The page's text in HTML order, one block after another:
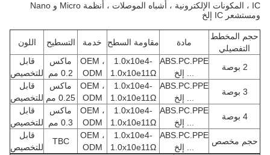
IC ، المكونات الإلكترونية ، أشباه الموصلات ، أنظمة Micro و Nano
ومستشعر IC إلخ
حجم المخطط
التفصيلي
مادة مقاومة السطح خدمة التسطيح اللون
2 بوصة
ABS.PC.PPE
... إلخ
1.0x10e4-
1.0x10e11Ω
OEM ،
ODM
ماكس
0.2 مم
قابل
للتخصيص
3 بوصة
ABS.PC.PPE
... إلخ
1.0x10e4-
1.0x10e11Ω
OEM ،
ODM
ماكس
0.25 مم
قابل
للتخصيص
4 بوصة
ABS.PC.PPE
... إلخ
1.0x10e4-
1.0x10e11Ω
OEM ،
ODM
ماكس
0.3 مم
قابل
للتخصيص
حجم مخصص
ABS.PC.PPE
... إلخ
1.0x10e4-
1.0x10e11Ω
OEM ،
ODM
TBC
قابل
للتخصيص